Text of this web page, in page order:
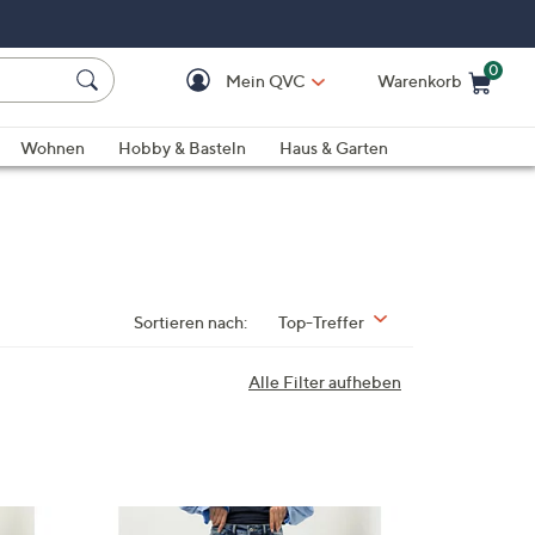
Mein QVC Warenkorb
0
Wohnen Hobby & Basteln
Haus & Garten
Sortieren nach: Top-Treffer
Alle Filter aufheben